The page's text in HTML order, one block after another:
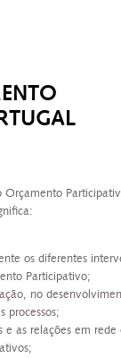
Orçamento
os diferentes
Participativo;
no
processos;
as relações em rede